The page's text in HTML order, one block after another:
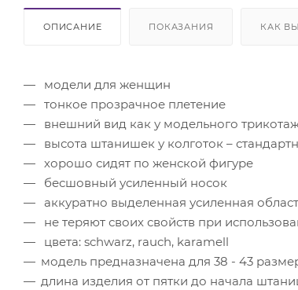
ОПИСАНИЕ ПОКАЗАНИЯ КАК
модели для женщин
тонкое прозрачное плетение
внешний вид как у модельного
высота штанишек у колготок –
хорошо сидят по женской фигуре
бесшовный усиленный носок
аккуратно выделенная усиленная
не теряют своих свойств при
цвета: schwarz, rauch, karamell
модель предназначена для 38 - 43
длина изделия от пятки до начала